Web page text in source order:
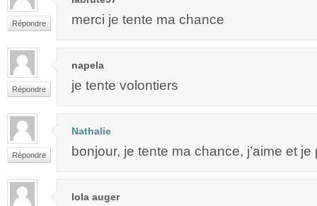
Répondre merci je tente ma chance
Répondre
napela
je tente volontiers
Répondre
Nathalie
bonjour, je tente ma chance, j’aime et
lola auger